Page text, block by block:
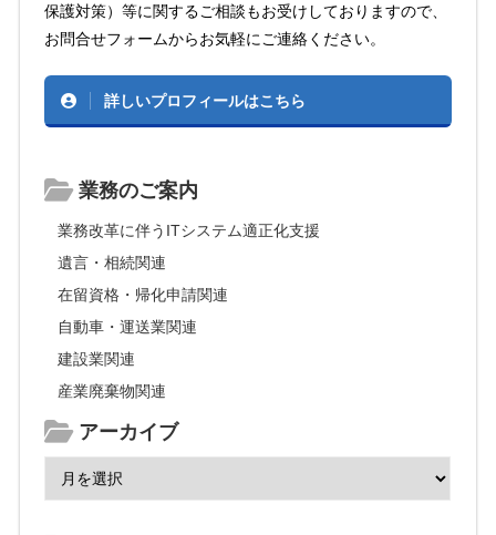
保護対策）等に関するご相談もお受けしておりますので、
お問合せフォームからお気軽にご連絡ください。
詳しいプロフィールはこちら
業務のご案内
業務改革に伴うITシステム適正化支援
遺言・相続関連
在留資格・帰化申請関連
自動車・運送業関連
建設業関連
産業廃棄物関連
アーカイブ